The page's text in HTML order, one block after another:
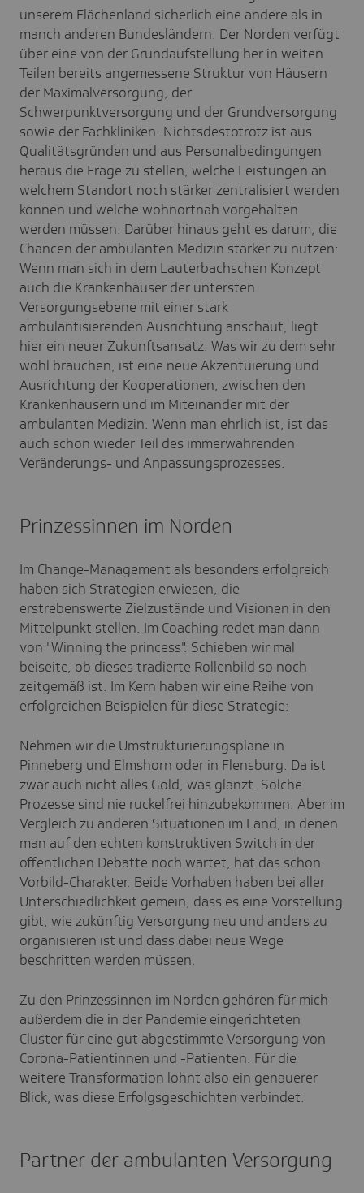
unserem Flächenland sicherlich eine andere als in
manch anderen Bundesländern. Der Norden verfügt
über eine von der Grundaufstellung her in weiten
Teilen bereits angemessene Struktur von Häusern
der Maximalversorgung, der
Schwerpunktversorgung und der Grundversorgung
sowie der Fachkliniken. Nichtsdestotrotz ist aus
Qualitätsgründen und aus Personalbedingungen
heraus die Frage zu stellen, welche Leistungen an
welchem Standort noch stärker zentralisiert werden
können und welche wohnortnah vorgehalten
werden müssen. Darüber hinaus geht es darum, die
Chancen der ambulanten Medizin stärker zu nutzen:
Wenn man sich in dem Lauterbachschen Konzept
auch die Krankenhäuser der untersten
Versorgungsebene mit einer stark
ambulantisierenden Ausrichtung anschaut, liegt
hier ein neuer Zukunftsansatz. Was wir zu dem sehr
wohl brauchen, ist eine neue Akzentuierung und
Ausrichtung der Kooperationen, zwischen den
Krankenhäusern und im Miteinander mit der
ambulanten Medizin. Wenn man ehrlich ist, ist das
auch schon wieder Teil des immerwährenden
Veränderungs- und Anpassungsprozesses.
Prinzessinnen im Norden
Im Change-Management als besonders erfolgreich
haben sich Strategien erwiesen, die
erstrebenswerte Zielzustände und Visionen in den
Mittelpunkt stellen. Im Coaching redet man dann
von "Winning the princess". Schieben wir mal
beiseite, ob dieses tradierte Rollenbild so noch
zeitgemäß ist. Im Kern haben wir eine Reihe von
erfolgreichen Beispielen für diese Strategie:
Nehmen wir die Umstrukturierungspläne in
Pinneberg und Elmshorn oder in Flensburg. Da ist
zwar auch nicht alles Gold, was glänzt. Solche
Prozesse sind nie ruckelfrei hinzubekommen. Aber im
Vergleich zu anderen Situationen im Land, in denen
man auf den echten konstruktiven Switch in der
öffentlichen Debatte noch wartet, hat das schon
Vorbild-Charakter. Beide Vorhaben haben bei aller
Unterschiedlichkeit gemein, dass es eine Vorstellung
gibt, wie zukünftig Versorgung neu und anders zu
organisieren ist und dass dabei neue Wege
beschritten werden müssen.
Zu den Prinzessinnen im Norden gehören für mich
außerdem die in der Pandemie eingerichteten
Cluster für eine gut abgestimmte Versorgung von
Corona-Patientinnen und -Patienten. Für die
weitere Transformation lohnt also ein genauerer
Blick, was diese Erfolgsgeschichten verbindet.
Partner der ambulanten Versorgung